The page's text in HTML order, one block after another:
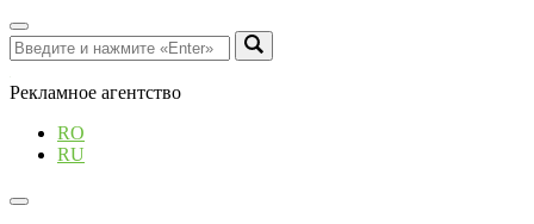
Рекламное агентство
RO
RU